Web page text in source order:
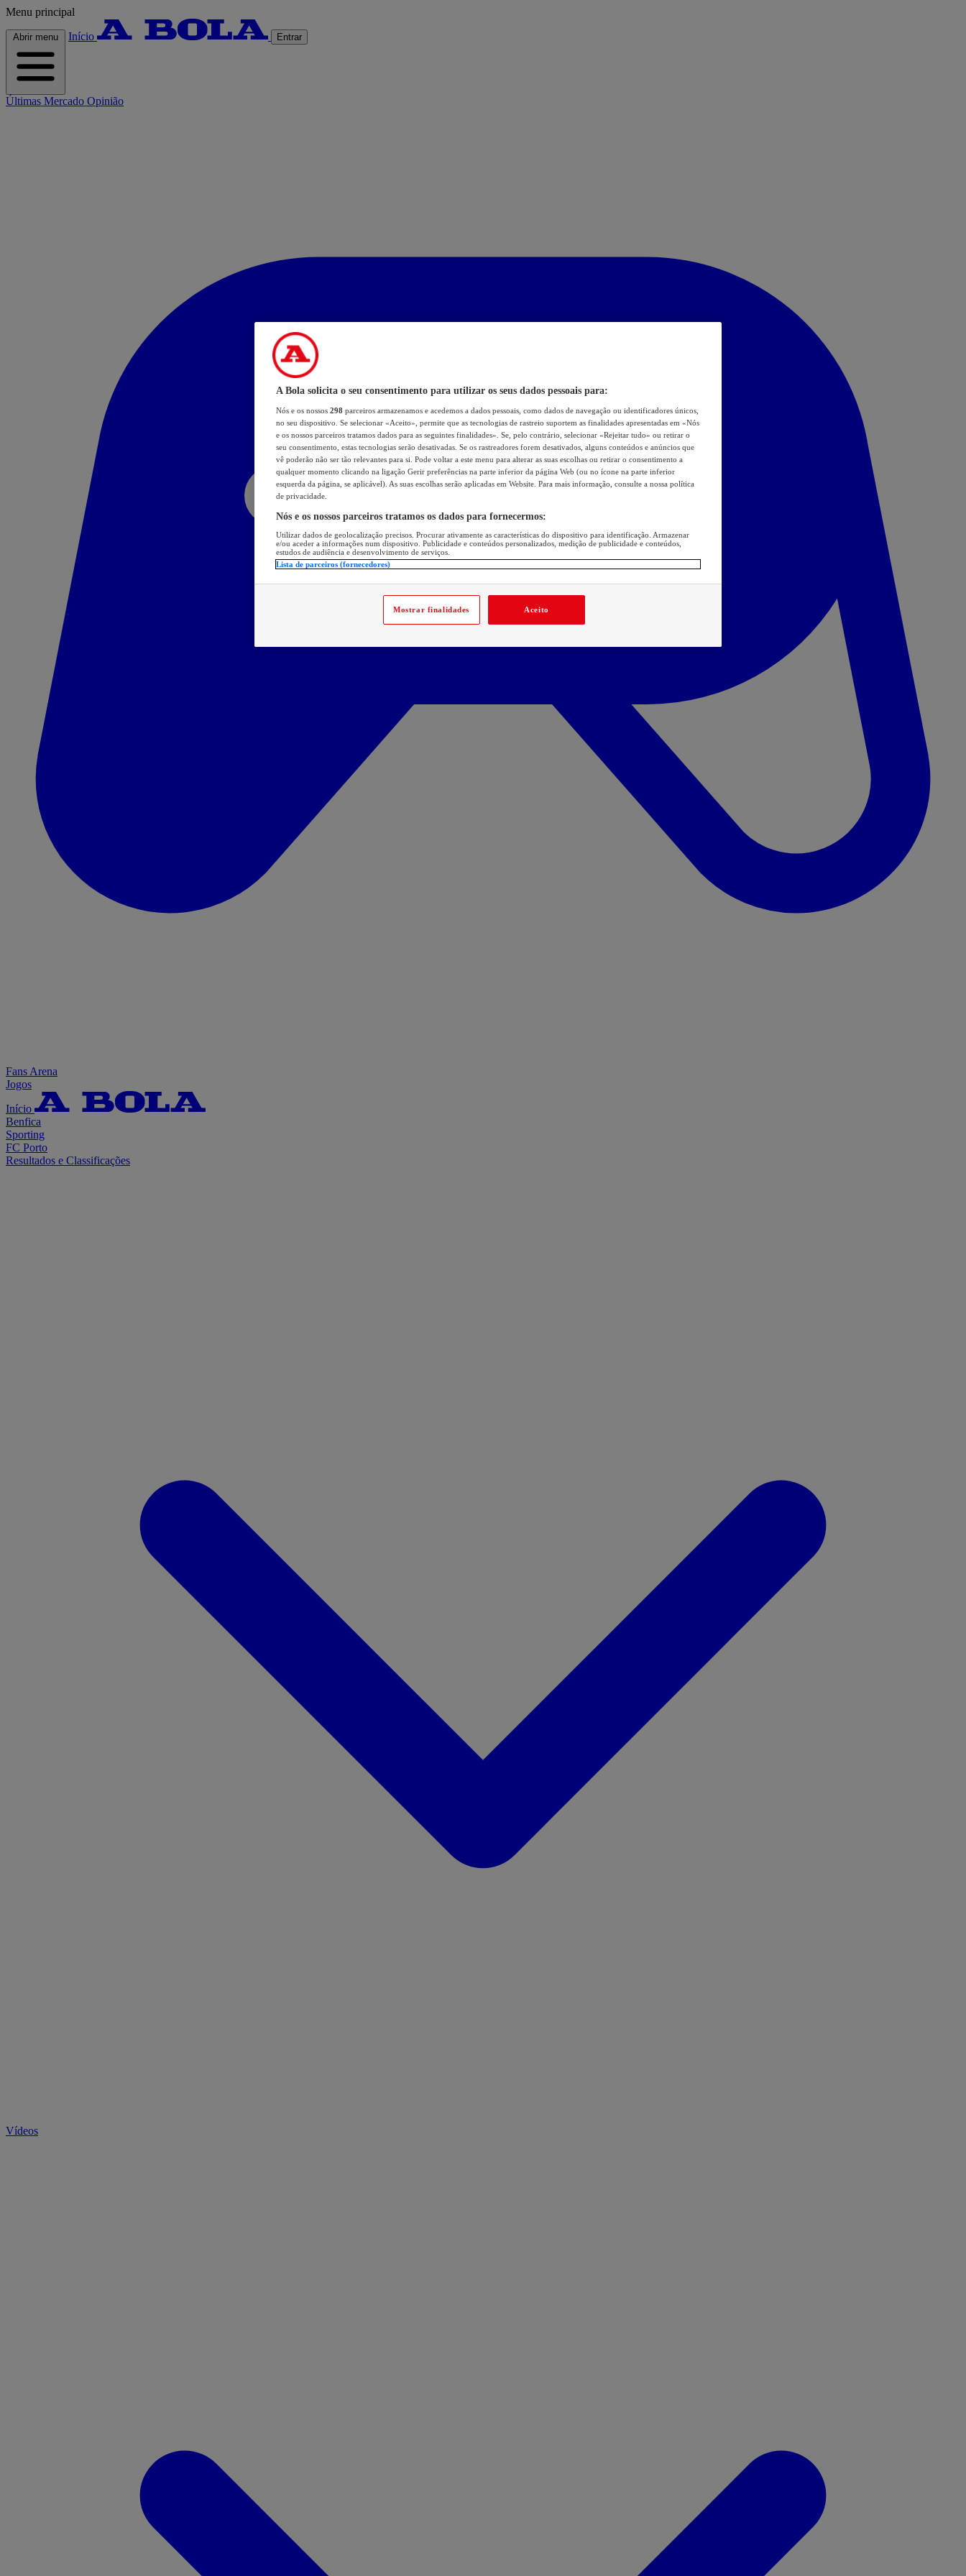
Menu principal
Abrir menu Início Entrar
Últimas Mercado Opinião
Fans Arena
Jogos
Início
Benfica
Sporting
FC Porto
Resultados e Classificações
Vídeos
A Bola solicita o seu consentimento para utilizar os seus dados pessoais para:
Nós e os nossos 298 parceiros armazenamos e acedemos a dados pessoais, como dados de navegação ou identificadores únicos,
no seu dispositivo. Se selecionar «Aceito», permite que as tecnologias de rastreio suportem as finalidades apresentadas em «Nós
e os nossos parceiros tratamos dados para as seguintes finalidades». Se, pelo contrário, selecionar «Rejeitar tudo» ou retirar o
seu consentimento, estas tecnologias serão desativadas. Se os rastreadores forem desativados, alguns conteúdos e anúncios que
vê poderão não ser tão relevantes para si. Pode voltar a este menu para alterar as suas escolhas ou retirar o consentimento a
qualquer momento clicando na ligação Gerir preferências na parte inferior da página Web (ou no ícone na parte inferior
esquerda da página, se aplicável). As suas escolhas serão aplicadas em Website. Para mais informação, consulte a nossa política
de privacidade.
Nós e os nossos parceiros tratamos os dados para fornecermos:
Utilizar dados de geolocalização precisos. Procurar ativamente as características do dispositivo para identificação. Armazenar
e/ou aceder a informações num dispositivo. Publicidade e conteúdos personalizados, medição de publicidade e conteúdos,
estudos de audiência e desenvolvimento de serviços.
Lista de parceiros (fornecedores)
Mostrar finalidades Aceito